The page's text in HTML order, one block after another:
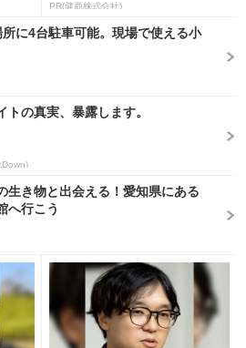
PR(健商株式会社)
に4台駐車可能。現場で使える小
トの真実、暴露します。
生き物と出会える！愛知県にある
へ行こう